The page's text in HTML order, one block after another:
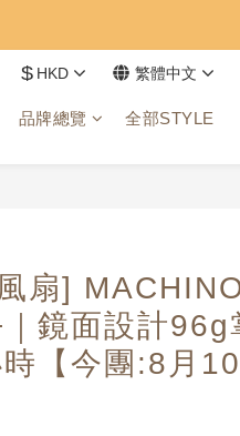
$ HKD 繁體中文
品牌總覽 全部STYLE
扇] MACHINO
鏡面設計96g
【今團:8月